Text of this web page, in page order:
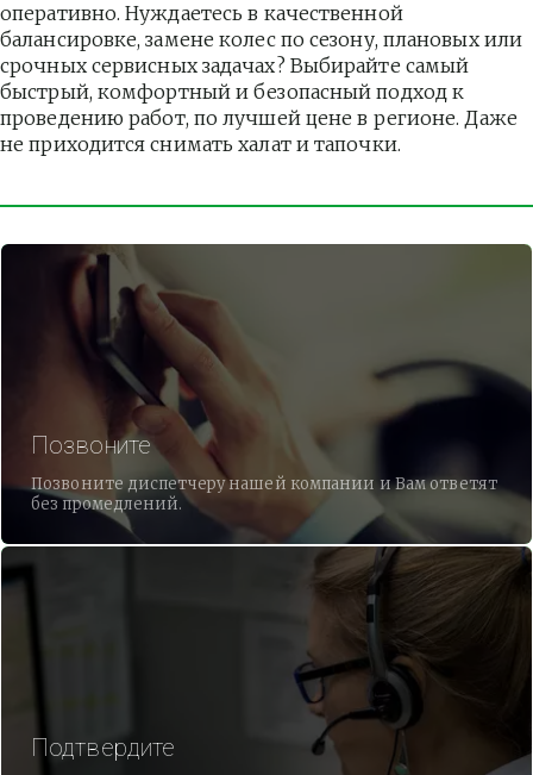
оперативно. Нуждаетесь в качественной
балансировке, замене колес по сезону, плановых или
срочных сервисных задачах? Выбирайте самый
быстрый, комфортный и безопасный подход к
проведению работ, по лучшей цене в регионе. Даже
не приходится снимать халат и тапочки.
Позвоните
Позвоните диспетчеру нашей компании и Вам ответят
без промедлений.
Подтвердите